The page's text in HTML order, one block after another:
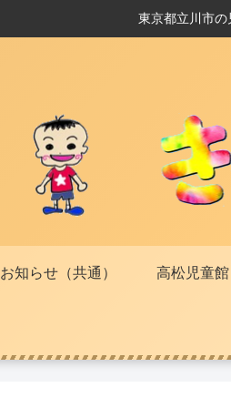
東京都立川市の
お知らせ（共通） 高松児童館